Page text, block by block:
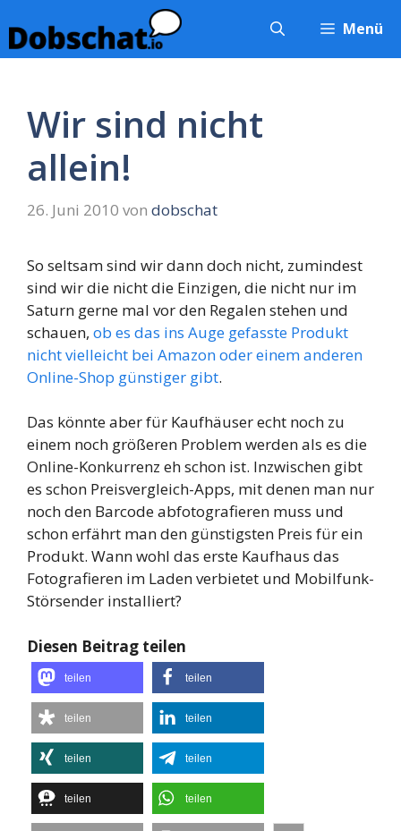
Inhalt
springen
Menü
Wir sind nicht
allein!
26. Juni 2010 von dobschat
So seltsam sind wir dann doch nicht, zumindest
sind wir die nicht die Einzigen, die nicht nur im
Saturn gerne mal vor den Regalen stehen und
schauen, ob es das ins Auge gefasste Produkt
nicht vielleicht bei Amazon oder einem anderen
Online-Shop günstiger gibt.
Das könnte aber für Kaufhäuser echt noch zu
einem noch größeren Problem werden als es die
Online-Konkurrenz eh schon ist. Inzwischen gibt
es schon Preisvergleich-Apps, mit denen man nur
noch den Barcode abfotografieren muss und
schon erfährt man den günstigsten Preis für ein
Produkt. Wann wohl das erste Kaufhaus das
Fotografieren im Laden verbietet und Mobilfunk-
Störsender installiert?
Diesen Beitrag teilen
teilen teilen
teilen teilen
teilen teilen
teilen teilen